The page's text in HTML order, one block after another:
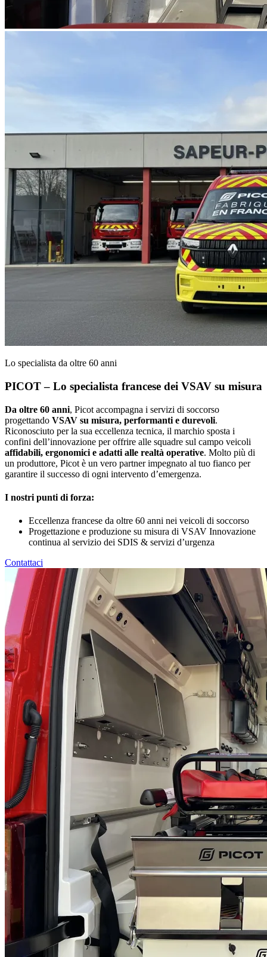
Lo specialista da oltre 60 anni
PICOT – Lo specialista francese dei VSAV su misura
Da oltre 60 anni, Picot accompagna i servizi di soccorso
progettando VSAV su misura, performanti e durevoli.
Riconosciuto per la sua eccellenza tecnica, il marchio sposta i
confini dell’innovazione per offrire alle squadre sul campo veicoli
affidabili, ergonomici e adatti alle realtà operative. Molto più di
un produttore, Picot è un vero partner impegnato al tuo fianco per
garantire il successo di ogni intervento d’emergenza.
I nostri punti di forza:
Eccellenza francese da oltre 60 anni nei veicoli di soccorso
Progettazione e produzione su misura di VSAV Innovazione
continua al servizio dei SDIS & servizi d’urgenza
Contattaci